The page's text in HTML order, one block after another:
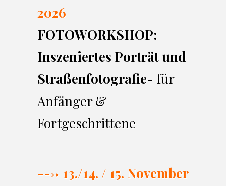
2026
FOTOWORKSHOP:
Inszeniertes Porträt und
Straßenfotografie- für
Anfänger &
Fortgeschrittene
---> 13./14. / 15. November